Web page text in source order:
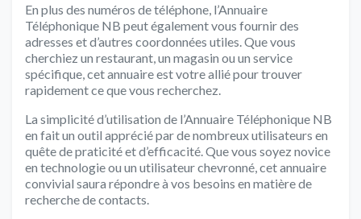
En plus des numéros de téléphone, l’Annuaire
Téléphonique NB peut également vous fournir des
adresses et d’autres coordonnées utiles. Que vous
cherchiez un restaurant, un magasin ou un service
spécifique, cet annuaire est votre allié pour trouver
rapidement ce que vous recherchez.
La simplicité d’utilisation de l’Annuaire Téléphonique NB
en fait un outil apprécié par de nombreux utilisateurs en
quête de praticité et d’efficacité. Que vous soyez novice
en technologie ou un utilisateur chevronné, cet annuaire
convivial saura répondre à vos besoins en matière de
recherche de contacts.